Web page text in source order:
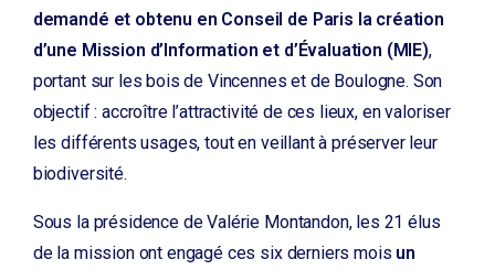
demandé et obtenu en Conseil de Paris la création
d’une Mission d’Information et d’Évaluation (MIE),
portant sur les bois de Vincennes et de Boulogne. Son
objectif : accroître l’attractivité de ces lieux, en valoriser
les différents usages, tout en veillant à préserver leur
biodiversité.
Sous la présidence de Valérie Montandon, les 21 élus
de la mission ont engagé ces six derniers mois un